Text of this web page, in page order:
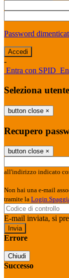
Password
-
Entra con SPID
Seleziona utente
button close ×
Recupero
button close ×
all'indirizzo indicato
Non hai una e-mail
tramite la Login
E-mail inviata, si
Errore
Chiudi
Successo